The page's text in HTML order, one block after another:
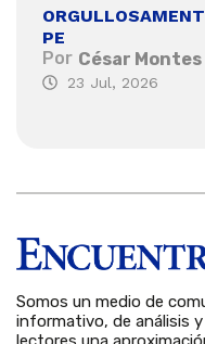
PE
Por César Montes
23 Jul, 2026
Somos un medio de
informativo, de análisis